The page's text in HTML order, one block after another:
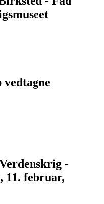
vedtagne
-
11. februar,